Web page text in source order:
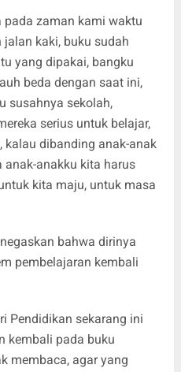
pada zaman kami waktu
kaki, buku sudah
yang dipakai, bangku
beda dengan saat ini,
susahnya sekolah,
serius untuk belajar,
kalau dibanding anak-anak
anak-anakku kita harus
kita maju, untuk masa
bahwa dirinya
pembelajaran kembali
Pendidikan sekarang ini
kembali pada buku
membaca, agar yang